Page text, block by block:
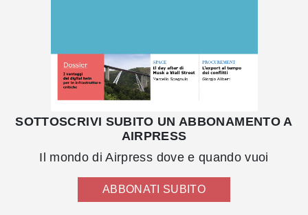
SOTTOSCRIVI SUBITO UN ABBONAMENTO A
AIRPRESS
Il mondo di Airpress dove e quando vuoi
ABBONATI SUBITO